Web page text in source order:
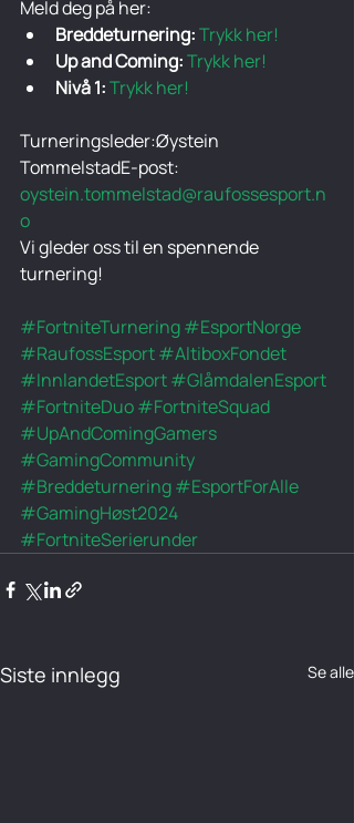
Meld deg på her:
Breddeturnering:Trykk her!
Up and Coming:Trykk her!
Nivå 1:Trykk her!
Turneringsleder:Øystein
TommelstadE-post:
oystein.tommelstad@raufossesport.n
o
Vi gleder oss til en spennende
turnering!
#FortniteTurnering#EsportNorge
#RaufossEsport#AltiboxFondet
#InnlandetEsport#GlåmdalenEsport
#FortniteDuo#FortniteSquad
#UpAndComingGamers
#GamingCommunity
#Breddeturnering#EsportForAlle
#GamingHøst2024
#FortniteSerierunder
Siste innlegg Se alle